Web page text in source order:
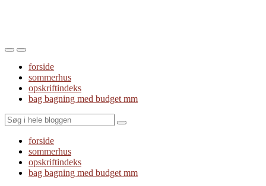
Toggle
mobile
menu
Toggle
the
search
field
forside
sommerhus
opskriftindeks
bag bagning med budget mm
Search
forside
sommerhus
opskriftindeks
bag bagning med budget mm